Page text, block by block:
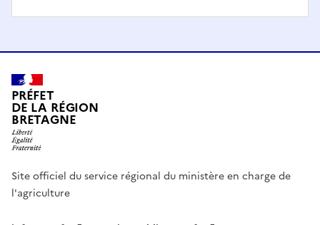
PRÉFET
DE LA RÉGION
BRETAGNE
Site officiel du service régional du ministère en charge de
l'agriculture